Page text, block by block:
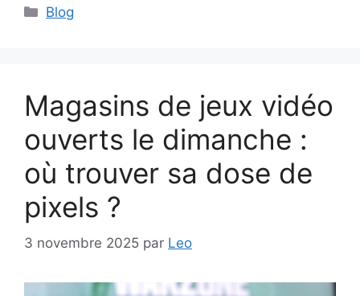
Catégories
Blog
Magasins de jeux vidéo
ouverts le dimanche :
où trouver sa dose de
pixels ?
3 novembre 2025 par Leo